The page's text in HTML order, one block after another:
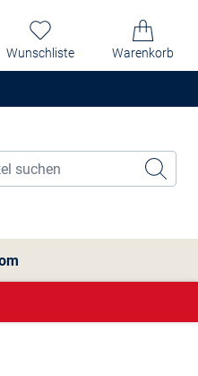
Wunschliste Warenkorb